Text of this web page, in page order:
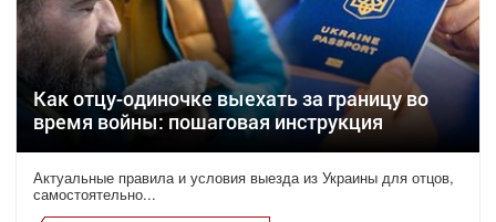
Как отцу-одиночке выехать за границу во
время войны: пошаговая инструкция
Актуальные правила и условия выезда из Украины для отцов,
самостоятельно...